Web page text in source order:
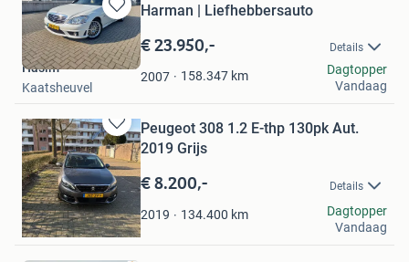
Bewaren
in
Mijn
Favorieten
Harman | Liefhebbersauto
€ 23.950,- Details
2007 158.347 km
Hasim
Kaatsheuvel
Dagtopper
Vandaag
Bewaren
in
Mijn
Favorieten
Peugeot 308 1.2 E-thp 130pk Aut.
2019 Grijs
€ 8.200,- Details
2019 134.400 km
Roel
Tilburg
Dagtopper
Vandaag